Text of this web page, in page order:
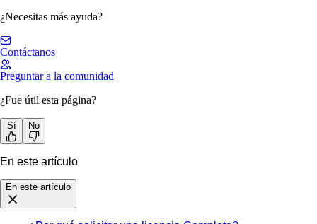
¿Necesitas más ayuda?
Contáctanos
Preguntar a la comunidad
¿Fue útil esta página?
Sí No
En este artículo
En este artículo